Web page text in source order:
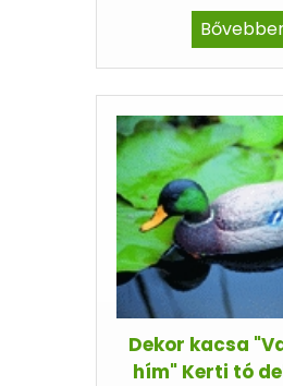
Dekor kacsa
hím" Kerti tó